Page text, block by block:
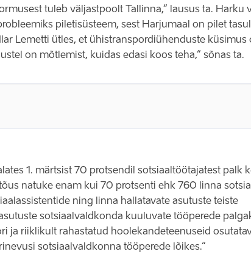
tuleb väljastpoolt Tallinna,“ lausus ta. Harku
piletisüsteem, sest Harjumaal on pilet
Lemetti ütles, et ühistranspordiühenduste küsimus
on mõtlemist, kuidas edasi koos teha,“ sõnas ta.
1. märtsist 70 protsendil sotsiaaltöötajatest palk
natuke enam kui 70 protsenti ehk 760 linna
ning linna hallatavate asutuste teiste
sotsiaalvaldkonda kuuluvate tööperede
ja riiklikult rahastatud hoolekandeteenuseid
sotsiaalvaldkonna tööperede lõikes.“